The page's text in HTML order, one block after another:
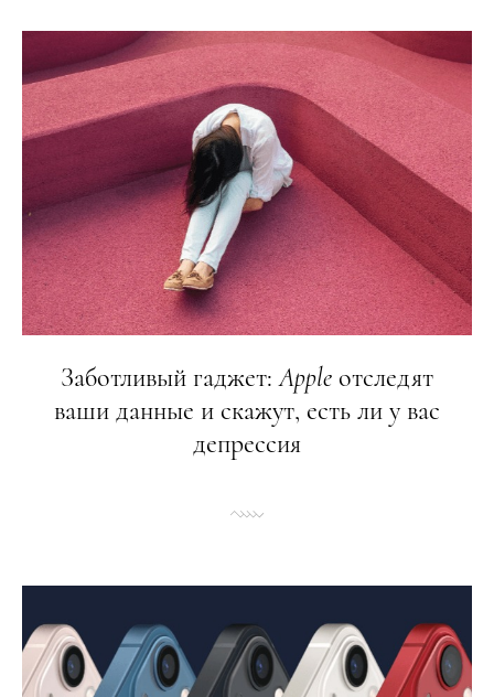
Заботливый гаджет:Apple отследят
ваши данные и скажут, есть ли у вас
депрессия